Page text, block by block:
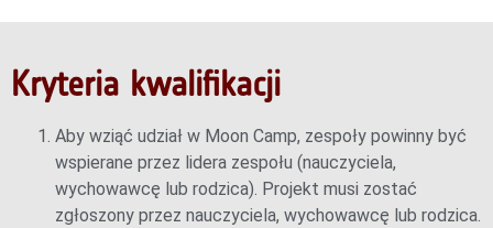
Kryteria kwalifikacji
Aby wziąć udział w Moon Camp, zespoły powinny być
wspierane przez lidera zespołu (nauczyciela,
wychowawcę lub rodzica). Projekt musi zostać
zgłoszony przez nauczyciela, wychowawcę lub rodzica.